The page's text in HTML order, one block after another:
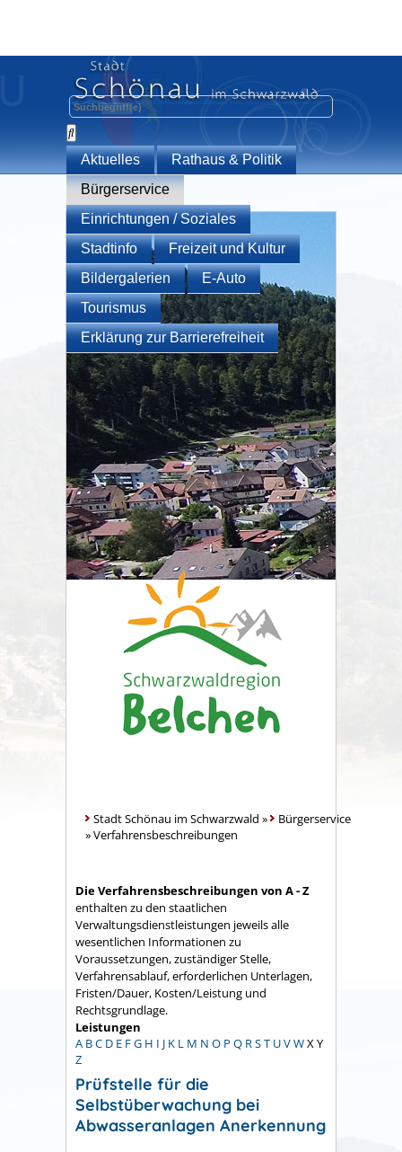
Aktuelles
Rathaus & Politik
Bürgerservice
Einrichtungen / Soziales
Stadtinfo
Freizeit und Kultur
Bildergalerien
E-Auto
Tourismus
Erklärung zur Barrierefreiheit
Stadt Schönau im Schwarzwald »
Bürgerservice
»Verfahrensbeschreibungen
Die Verfahrensbeschreibungen von A - Z
enthalten zu den staatlichen
Verwaltungsdienstleistungen jeweils alle
wesentlichen Informationen zu
Voraussetzungen, zuständiger Stelle,
Verfahrensablauf, erforderlichen Unterlagen,
Fristen/Dauer, Kosten/Leistung und
Rechtsgrundlage.
Leistungen
A BC D E FG H I J K L M N O P Q RST UVWX Y
Z
Prüfstelle für die
Selbstüberwachung bei
Abwasseranlagen Anerkennung